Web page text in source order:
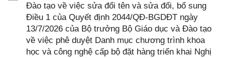
Đào tạo về việc sửa đổi tên và sửa đổi, bổ sung
Điều 1 của Quyết định 2044/QĐ-BGDĐT ngày
13/7/2026 của Bộ trưởng Bộ Giáo dục và Đào tạo
về việc phê duyệt Danh mục chương trình khoa
học và công nghệ cấp bộ đặt hàng triển khai Nghị